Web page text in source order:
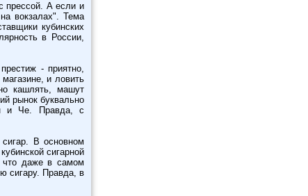
прессой. А если и
вокзалах". Тема
кубинских
в России,
- приятно,
и ловить
кашлять, машут
рынок буквально
и Че. Правда, с
сигар. В основном
сигарной
что даже в самом
сигару. Правда, в